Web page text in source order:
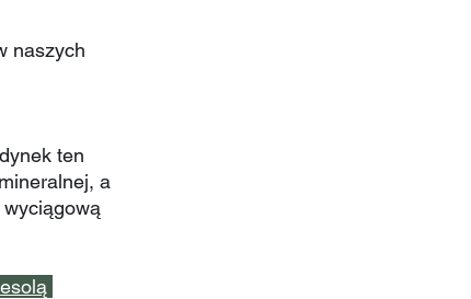
naszych
ten
a